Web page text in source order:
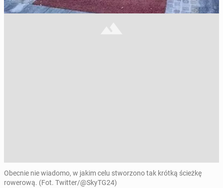
Obecnie nie wiadomo, w jakim celu stworzono tak krótką ścieżkę
rowerową. (Fot. Twitter/@SkyTG24)